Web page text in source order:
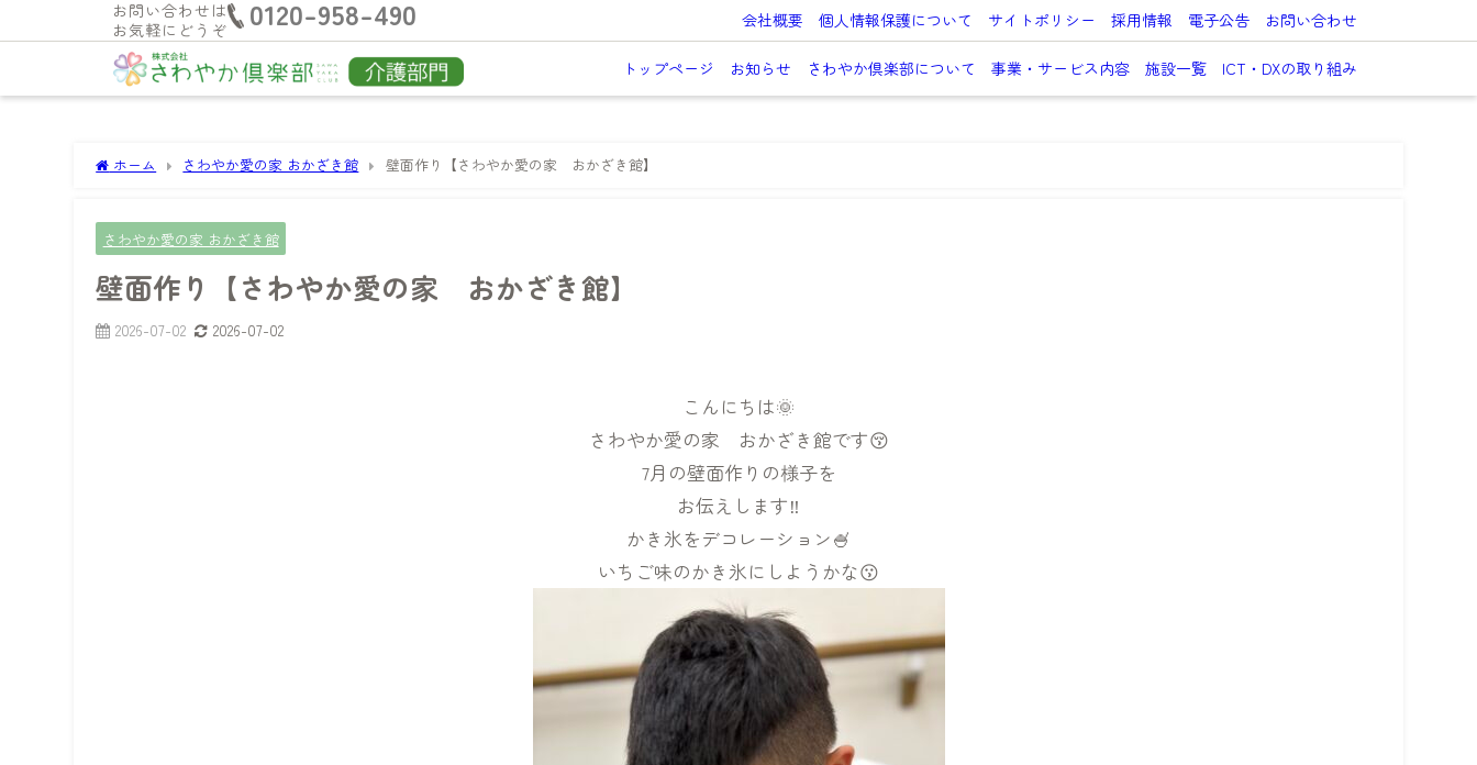
お問い合わせは
お気軽にどうぞ
0120-958-490 会社概要 個人情報保護について サイトポリシー 採用情報 電子公告 お問い合わせ
トップページ お知らせ さわやか倶楽部について 事業・サービス内容 施設一覧 ICT・DXの取り組み
ホーム さわやか愛の家 おかざき館 壁面作り【さわやか愛の家 おかざき館】
さわやか愛の家 おかざき館
壁面作り【さわやか愛の家 おかざき館】
2026-07-02 2026-07-02
こんにちは🌞
さわやか愛の家 おかざき館です😚
7月の壁面作りの様子を
お伝えします‼️
かき氷をデコレーション🍧
いちご味のかき氷にしようかな😗